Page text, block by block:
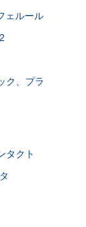
ェルール
ク、プラ
タクト